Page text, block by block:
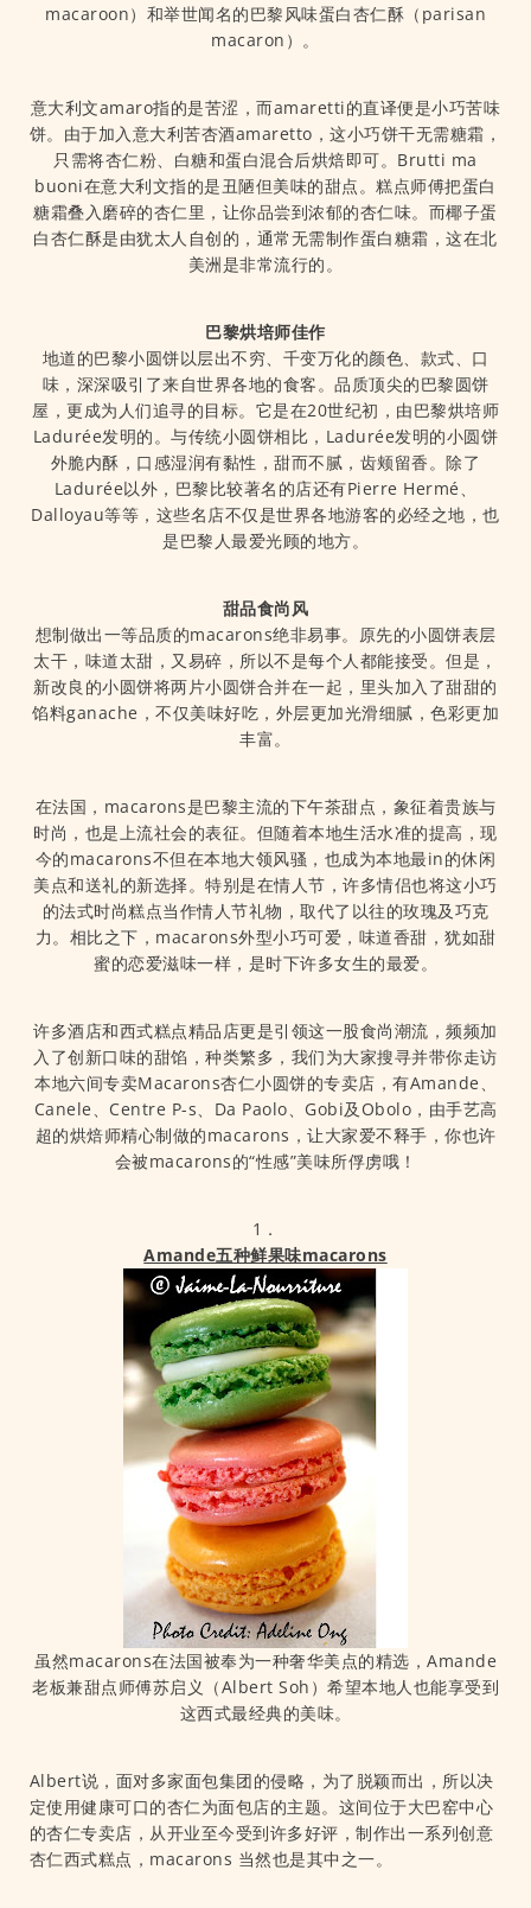
macaroon）和举世闻名的巴黎风味蛋白杏仁酥（parisan
macaron）。
意大利文amaro指的是苦涩，而amaretti的直译便是小巧苦味
饼。由于加入意大利苦杏酒amaretto，这小巧饼干无需糖霜，
只需将杏仁粉、白糖和蛋白混合后烘焙即可。Brutti ma
buoni在意大利文指的是丑陋但美味的甜点。糕点师傅把蛋白
糖霜叠入磨碎的杏仁里，让你品尝到浓郁的杏仁味。而椰子蛋
白杏仁酥是由犹太人自创的，通常无需制作蛋白糖霜，这在北
美洲是非常流行的。
巴黎烘培师佳作
地道的巴黎小圆饼以层出不穷、千变万化的颜色、款式、口
味，深深吸引了来自世界各地的食客。品质顶尖的巴黎圆饼
屋，更成为人们追寻的目标。它是在20世纪初，由巴黎烘培师
Ladurée发明的。与传统小圆饼相比，Ladurée发明的小圆饼
外脆内酥，口感湿润有黏性，甜而不腻，齿颊留香。除了
Ladurée以外，巴黎比较著名的店还有Pierre Hermé、
Dalloyau等等，这些名店不仅是世界各地游客的必经之地，也
是巴黎人最爱光顾的地方。
甜品食尚风
想制做出一等品质的macarons绝非易事。原先的小圆饼表层
太干，味道太甜，又易碎，所以不是每个人都能接受。但是，
新改良的小圆饼将两片小圆饼合并在一起，里头加入了甜甜的
馅料ganache，不仅美味好吃，外层更加光滑细腻，色彩更加
丰富。
在法国，macarons是巴黎主流的下午茶甜点，象征着贵族与
时尚，也是上流社会的表征。但随着本地生活水准的提高，现
今的macarons不但在本地大领风骚，也成为本地最in的休闲
美点和送礼的新选择。特别是在情人节，许多情侣也将这小巧
的法式时尚糕点当作情人节礼物，取代了以往的玫瑰及巧克
力。相比之下，macarons外型小巧可爱，味道香甜，犹如甜
蜜的恋爱滋味一样，是时下许多女生的最爱。
许多酒店和西式糕点精品店更是引领这一股食尚潮流，频频加
入了创新口味的甜馅，种类繁多，我们为大家搜寻并带你走访
本地六间专卖Macarons杏仁小圆饼的专卖店，有Amande、
Canele、Centre P-s、Da Paolo、Gobi及Obolo，由手艺高
超的烘焙师精心制做的macarons，让大家爱不释手，你也许
会被macarons的“性感”美味所俘虏哦！
1．
Amande五种鲜果味macarons
虽然macarons在法国被奉为一种奢华美点的精选，Amande
老板兼甜点师傅苏启义（Albert Soh）希望本地人也能享受到
这西式最经典的美味。
Albert说，面对多家面包集团的侵略，为了脱颖而出，所以决
定使用健康可口的杏仁为面包店的主题。这间位于大巴窑中心
的杏仁专卖店，从开业至今受到许多好评，制作出一系列创意
杏仁西式糕点，macarons 当然也是其中之一。